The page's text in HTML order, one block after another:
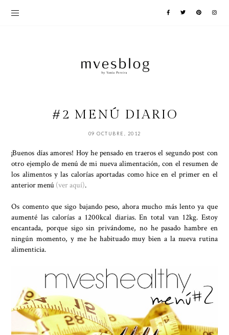
#2 MENÚ DIARIO
09 OCTUBRE, 2012
¡Buenos días amores! Hoy he pensado en traeros el segundo post con
otro ejemplo de menú de mi nueva alimentación, con el resumen de
los alimentos y las calorías aportadas como hice en el primer en el
anterior menú (ver aquí).
Os comento que sigo bajando peso, ahora mucho más lento ya que
aumenté las calorías a 1200kcal diarias. En total van 12kg. Estoy
encantada, porque sigo sin privándome, no he pasado hambre en
ningún momento, y me he habituado muy bien a la nueva rutina
alimenticia.